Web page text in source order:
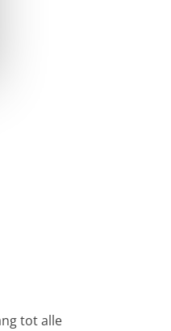
tot alle